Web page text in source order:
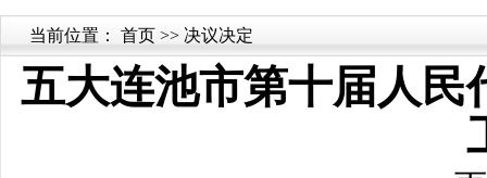
当前位置： 首页 >> 决议决定
五大连池市第十届人民